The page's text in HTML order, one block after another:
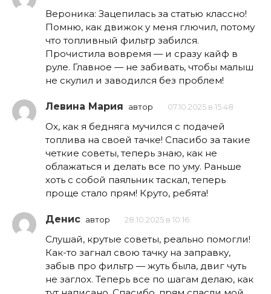
Вероника: Зацепилась за статью классно!
Помню, как движок у меня глючил, потому
что топливный фильтр забился.
Прочистила вовремя — и сразу кайф в
руле. Главное — не забивать, чтобы малыш
не скулил и заводился без проблем!
Левина Мария автор 07.10.2025 в 15:48
Ох, как я бедняга мучился с подачей
топлива на своей тачке! Спасибо за такие
четкие советы, теперь знаю, как не
облажаться и делать все по уму. Раньше
хоть с собой паяльник таскал, теперь
проще стало прям! Круто, ребята!
Денис автор 28.10.2025 в 10:16
Слушай, крутые советы, реально помогли!
Как-то загнал свою тачку на заправку,
забыв про фильтр — жуть была, двиг чуть
не заглох. Теперь все по шагам делаю, как